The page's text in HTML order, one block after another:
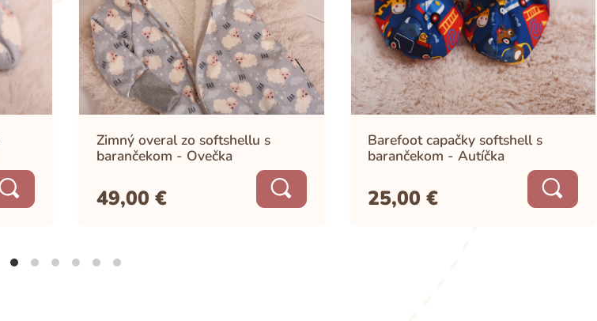
Zimný overal zo softshellu s
barančekom - Ovečka
49,00 €
Barefoot capačky softshell s
barančekom - Autíčka
25,00€